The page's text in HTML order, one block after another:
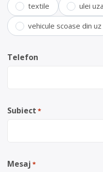
textile ulei
vehicule scoase din uz
Telefon
Subiect *
Mesaj *